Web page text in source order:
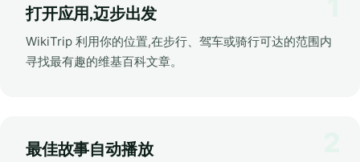
打开应用,迈步出发
WikiTrip 利用你的位置,在步行、驾车或骑行可达的范围内
寻找最有趣的维基百科文章。
最佳故事自动播放